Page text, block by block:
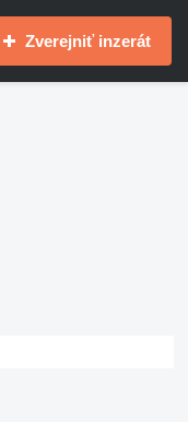
Zverejniť inzerát